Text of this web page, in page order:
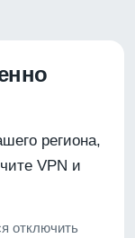
региона,
VPN и
отключить